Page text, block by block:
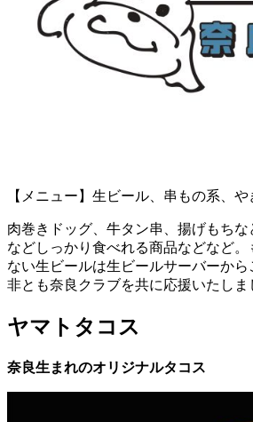
【メニュー】生ビール、串もの系、や
肉巻きドッグ、牛タン串、揚げもち
などしっかり食べれる商品などなど
ない生ビールは生ビールサーバーか
非とも奈良クラブを共に応援いたしま
ヤマトタコス
奈良生まれのオリジナルタコス